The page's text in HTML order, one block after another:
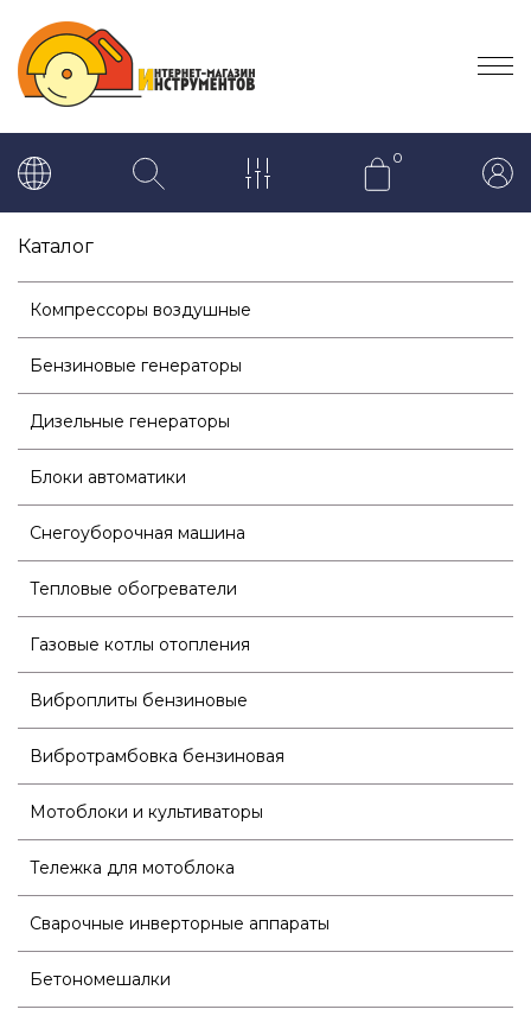
0
Каталог
Компрессоры воздушные
Бензиновые генераторы
Дизельные генераторы
Блоки автоматики
Снегоуборочная машина
Тепловые обогреватели
Газовые котлы отопления
Виброплиты бензиновые
Вибротрамбовка бензиновая
Мотоблоки и культиваторы
Тележка для мотоблока
Сварочные инверторные аппараты
Бетономешалки